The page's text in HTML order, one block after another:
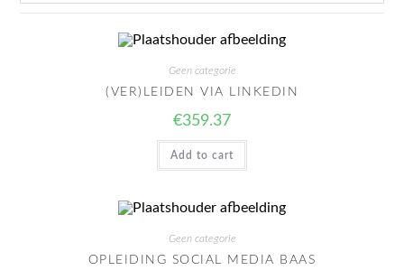
Geen categorie
(VER)LEIDEN VIA LINKEDIN
€359.37
Add to cart
Geen categorie
OPLEIDING SOCIAL MEDIA BAAS